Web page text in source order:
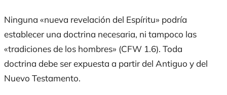
Ninguna «nueva revelación del Espíritu» podría
establecer una doctrina necesaria, ni tampoco las
«tradiciones de los hombres» (CFW 1.6). Toda
doctrina debe ser expuesta a partir del Antiguo y del
Nuevo Testamento.